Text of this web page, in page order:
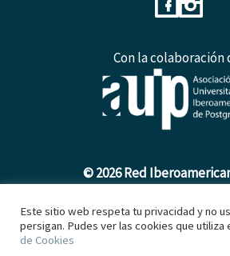
Con la colaboración
© 2026 Red
Política de
Este sitio web respeta tu privacidad y no
persigan. Pudes ver las cookies que utiliza
de Cookies